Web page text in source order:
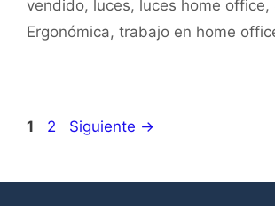
vendido, luces, luces home office,
Ergonómica, trabajo en home
1 2 Siguiente →